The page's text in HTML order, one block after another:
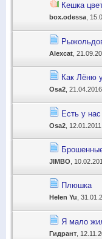
Кешка
box.odessa ,
Alexcat ,
Как Лёню
Osa2 ,
Есть у
Osa2 ,
JIMBO ,
Плюшка
Helen Yu ,
Я мало
Гидрант ,